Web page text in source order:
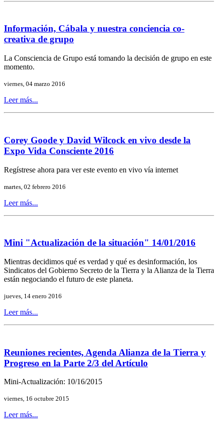
Información, Cábala y nuestra conciencia co-
creativa de grupo
La Consciencia de Grupo está tomando la decisión de grupo en este
momento.
viernes, 04 marzo 2016
Leer más...
Corey Goode y David Wilcock en vivo desde la
Expo Vida Consciente 2016
Regístrese ahora para ver este evento en vivo vía internet
martes, 02 febrero 2016
Leer más...
Mini "Actualización de la situación" 14/01/2016
Mientras decidimos qué es verdad y qué es desinformación, los
Sindicatos del Gobierno Secreto de la Tierra y la Alianza de la Tierra
están negociando el futuro de este planeta.
jueves, 14 enero 2016
Leer más...
Reuniones recientes, Agenda Alianza de la Tierra y
Progreso en la Parte 2/3 del Artículo
Mini-Actualización: 10/16/2015
viernes, 16 octubre 2015
Leer más...